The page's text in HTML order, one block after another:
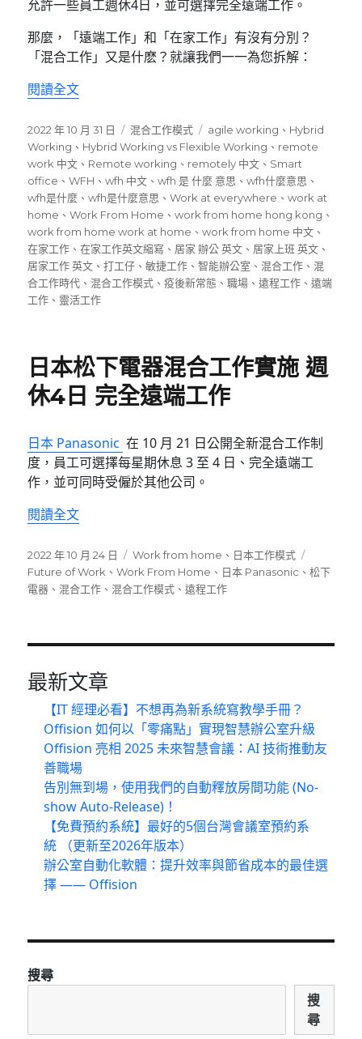
允許一些員工週休4日，並可選擇完全遠端工作。
那麼，「遠端工作」和「在家工作」有沒有分別？
「混合工作」又是什麽？就讓我們一一為您拆解：
閱讀全文〈Work from home 還是 Work at home? 一文
發
佈
日
期:
2022 年 10 月 31 日
分
類
混合工作模式
標
籤
agile working 、 Hybrid
Working 、 Hybrid Working vs Flexible Working 、 remote
work 中文 、 Remote working 、 remotely 中文 、 Smart
office 、WFH 、wfh 中文 、wfh 是 什麼 意思 、wfh什麼意思 、
wfh是什麼 、wfh是什麼意思 、Work at everywhere 、work at
home 、Work From Home 、work from home hong kong 、
work from home work at home 、work from home 中文 、
在家工作 、在家工作英文縮寫 、 居家 辦公 英文 、 居家上班 英文 、
居家工作 英文 、打工仔 、敏捷工作 、智能辦公室 、混合工作 、混
合工作時代 、混合工作模式 、疫後新常態 、職場 、遠程工作 、遠端
工作 、 靈活工作
日本松下電器混合工作實施 週
休4日 完全遠端工作
日本 Panasonic 在 10 月 21 日公開全新混合工作制
度，員工可選擇每星期休息 3 至 4 日、完全遠端工
作，並可同時受僱於其他公司。
閱讀全文〈日本松下電器混合工作實施 週休4日 完全遠端
發
佈
日
2022 年 10 月 24 日
分
類
Work from home 、 日本工作模式
籤
Future of Work 、Work From Home 、 日本 Panasonic 、松下
電器 、混合工作 、混合工作模式 、遠程工作
最新文章
【IT 經理必看】不想再為新系統寫教學手冊？
Offision 如何以「零痛點」實現智慧辦公室升級
Offision 亮相 2025 未來智慧會議：AI 技術推動友
善職場
告別無到場，使用我們的自動釋放房間功能 (No-
show Auto-Release)！
【免費預約系統】最好的5個台灣會議室預約系
統 （更新至2026年版本）
辦公室自動化軟體：提升效率與節省成本的最佳選
擇 —— Offision
搜尋
搜
尋